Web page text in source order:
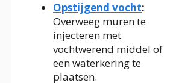
Opstijgend vocht:
Overweeg muren te
injecteren met
vochtwerend middel of
een waterkering te
plaatsen.